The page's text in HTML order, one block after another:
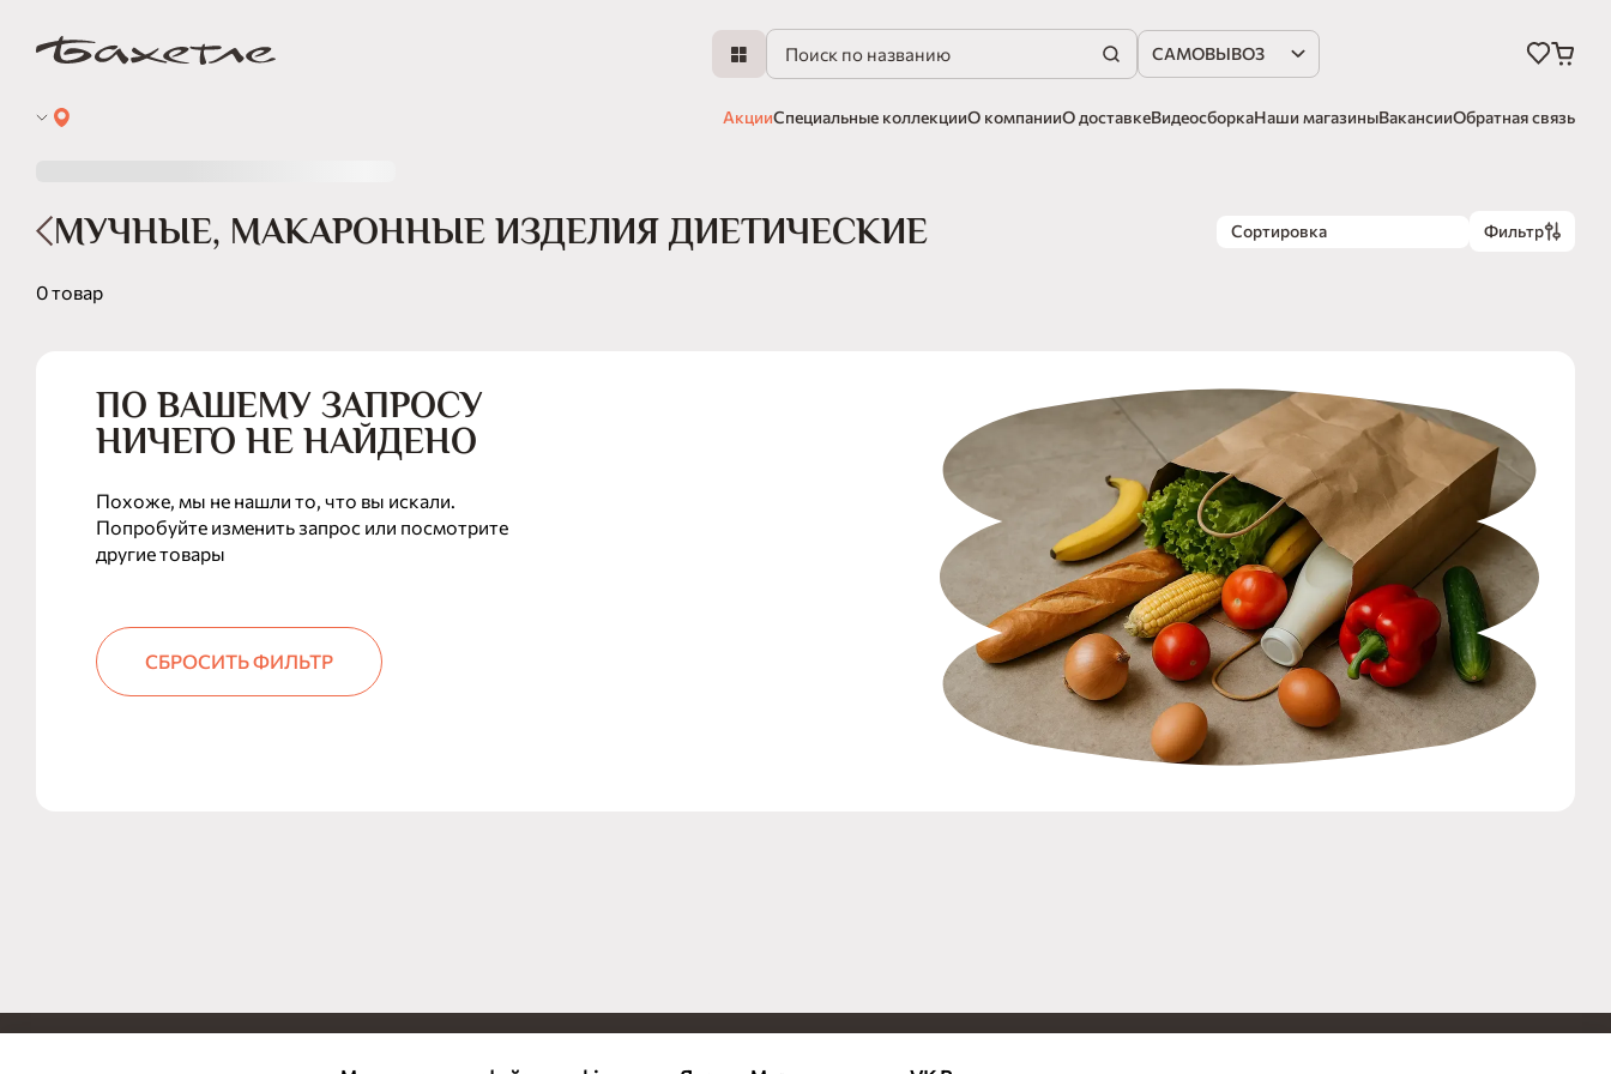
САМОВЫВОЗ
АкцииСпециальные коллекцииО компанииО доставкеВидеосборкаНаши магазиныВакансииОбратная связь
МУЧНЫЕ, МАКАРОННЫЕ ИЗДЕЛИЯ ДИЕТИЧЕСКИЕ Сортировка Фильтр
0 товар
ПО ВАШЕМУ ЗАПРОСУ
НИЧЕГО НЕ НАЙДЕНО
Похоже, мы не нашли то, что вы искали.
Попробуйте изменить запрос или посмотрите
другие товары
СБРОСИТЬ ФИЛЬТР